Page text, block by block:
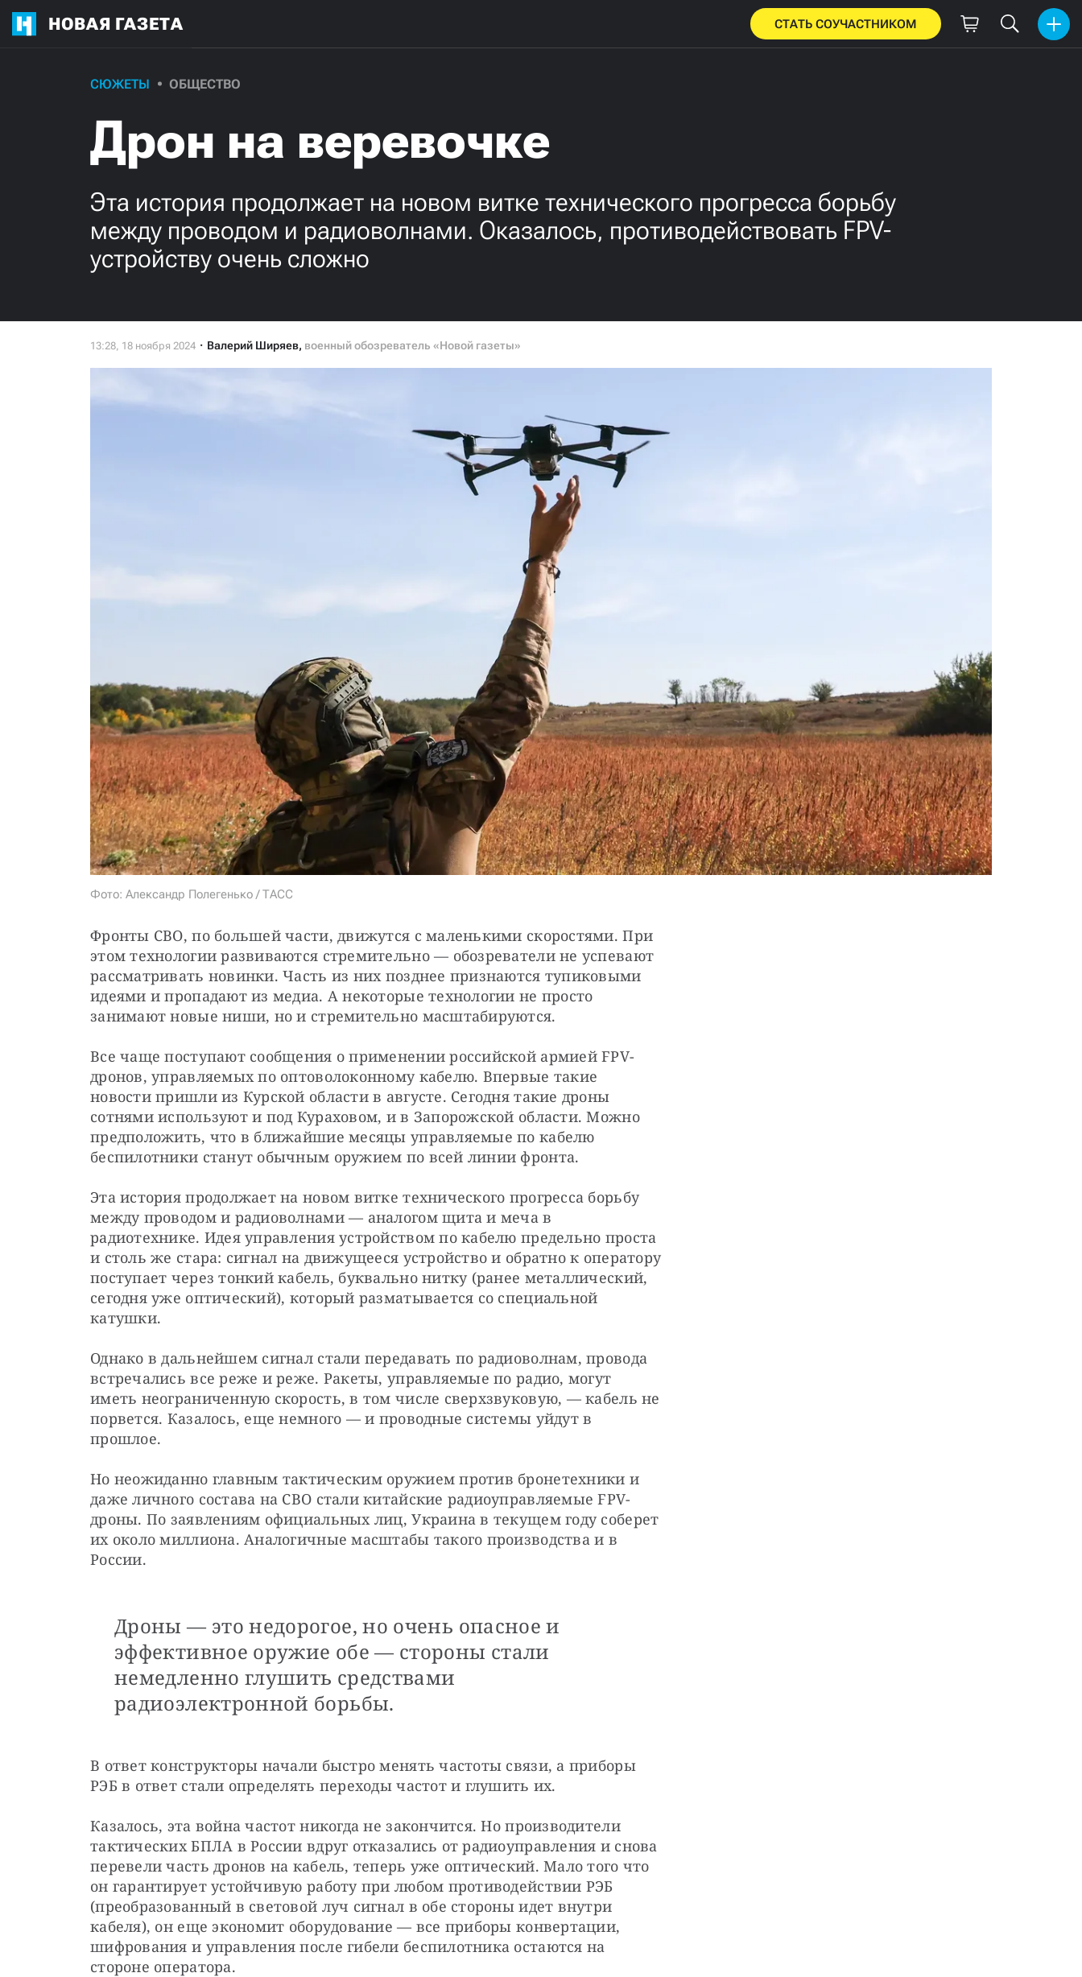
НОВАЯ ГАЗЕТА СТАТЬ СОУЧАСТНИКОМ
СЮЖЕТЫ ОБЩЕСТВО
Дрон на веревочке
Эта история продолжает на новом витке технического прогресса борьбу
между проводом и радиоволнами. Оказалось, противодействовать FPV-
устройству очень сложно
Валерий Ширяев, военный обозреватель «Новой газеты»
Фото: Александр Полегенько / ТАСС
Фронты СВО, по большей части, движутся с маленькими скоростями. При
этом технологии развиваются стремительно — обозреватели не успевают
рассматривать новинки. Часть из них позднее признаются тупиковыми
идеями и пропадают из медиа. А некоторые технологии не просто
занимают новые ниши, но и стремительно масштабируются.
Все чаще поступают сообщения о применении российской армией FPV-
дронов, управляемых по оптоволоконному кабелю. Впервые такие
новости пришли из Курской области в августе. Сегодня такие дроны
сотнями используют и под Кураховом, и в Запорожской области. Можно
предположить, что в ближайшие месяцы управляемые по кабелю
беспилотники станут обычным оружием по всей линии фронта.
Эта история продолжает на новом витке технического прогресса борьбу
между проводом и радиоволнами — аналогом щита и меча в
радиотехнике. Идея управления устройством по кабелю предельно проста
и столь же стара: сигнал на движущееся устройство и обратно к оператору
поступает через тонкий кабель, буквально нитку (ранее металлический,
сегодня уже оптический), который разматывается со специальной
катушки.
Однако в дальнейшем сигнал стали передавать по радиоволнам, провода
встречались все реже и реже. Ракеты, управляемые по радио, могут
иметь неограниченную скорость, в том числе сверхзвуковую, — кабель не
порвется. Казалось, еще немного — и проводные системы уйдут в
прошлое.
Но неожиданно главным тактическим оружием против бронетехники и
даже личного состава на СВО стали китайские радиоуправляемые FPV-
дроны. По заявлениям официальных лиц, Украина в текущем году соберет
их около миллиона. Аналогичные масштабы такого производства и в
России.
Дроны — это недорогое, но очень опасное и
эффективное оружие обе — стороны стали
немедленно глушить средствами
радиоэлектронной борьбы.
В ответ конструкторы начали быстро менять частоты связи, а приборы
РЭБ в ответ стали определять переходы частот и глушить их.
Казалось, эта война частот никогда не закончится. Но производители
тактических БПЛА в России вдруг отказались от радиоуправления и снова
перевели часть дронов на кабель, теперь уже оптический. Мало того что
он гарантирует устойчивую работу при любом противодействии РЭБ
(преобразованный в световой луч сигнал в обе стороны идет внутри
кабеля), он еще экономит оборудование — все приборы конвертации,
шифрования и управления после гибели беспилотника остаются на
стороне оператора.